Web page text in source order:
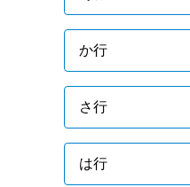
か行
さ行
は行